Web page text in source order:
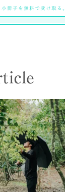
小冊子を無料で受け取る。